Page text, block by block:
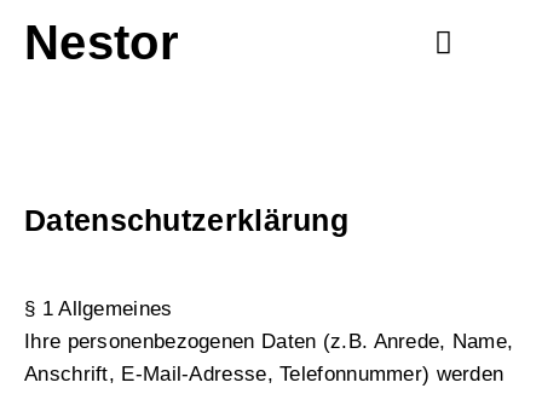
Nestor
Datenschutzerklärung
§ 1 Allgemeines
Ihre personenbezogenen Daten (z.B. Anrede, Name,
Anschrift, E-Mail-Adresse, Telefonnummer) werden